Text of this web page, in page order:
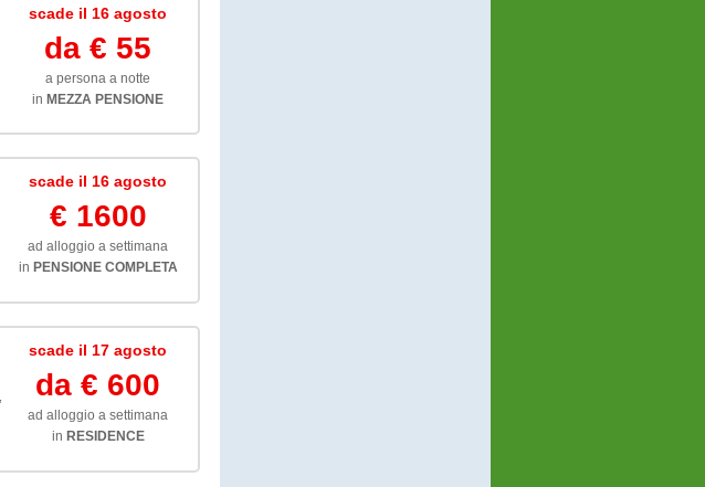
scade il 16 agosto
da € 55
a persona a notte
in MEZZA PENSIONE
scade il 16 agosto
€ 1600
ad alloggio a settimana
in PENSIONE COMPLETA
scade il 17 agosto
da € 600
ad alloggio a settimana
in RESIDENCE